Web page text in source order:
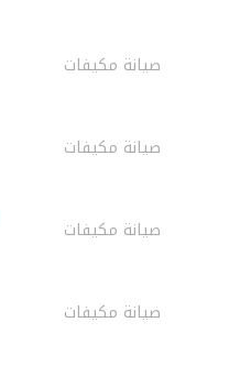
صيانة مكيفات
صيانة مكيفات
صيانة مكيفات
صيانة مكيفات